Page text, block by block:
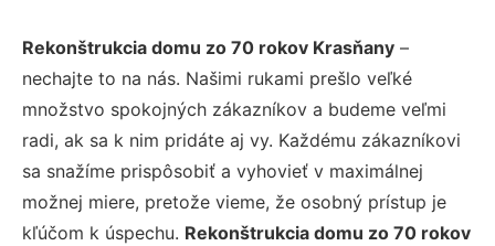
Rekonštrukcia domu zo 70 rokov Krasňany –
nechajte to na nás. Našimi rukami prešlo veľké
množstvo spokojných zákazníkov a budeme veľmi
radi, ak sa k nim pridáte aj vy. Každému zákazníkovi
sa snažíme prispôsobiť a vyhovieť v maximálnej
možnej miere, pretože vieme, že osobný prístup je
kľúčom k úspechu. Rekonštrukcia domu zo 70 rokov